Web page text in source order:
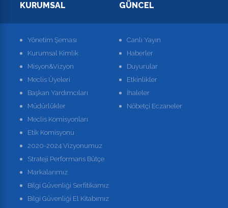
KURUMSAL
Yönetim Şeması
Kurumsal Kimlik
Misyon&Vizyon
Meclis Üyeleri
Başkan Yardımcıları
Müdürlükler
Meclis Komisyonları
Etik Komisyonu
2020-2024 Vizyonumuz
Strateji Performans Bütçe
Markalarımız
Bilgi Güvenliği Serfitikamız
Bilgi Güvenliği El Kitabımız
GÜNCEL
Canlı Yayın
Haberler
Duyurular
Etkinlikler
İhaleler
Nöbetçi Eczaneler